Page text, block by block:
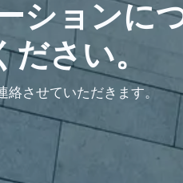
ションに
さい。
絡させていただきます。